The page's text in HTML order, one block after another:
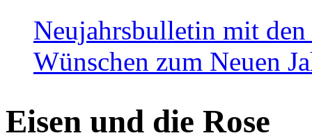
Neujahrsbulletin mit den
Wünschen zum Neuen
Eisen und die Rose